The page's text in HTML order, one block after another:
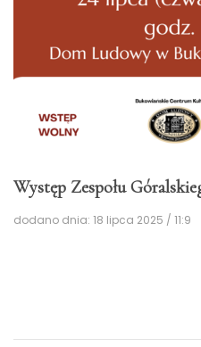
Występ Zespołu
dodano dnia: 18 lipca 2025 / 11:9